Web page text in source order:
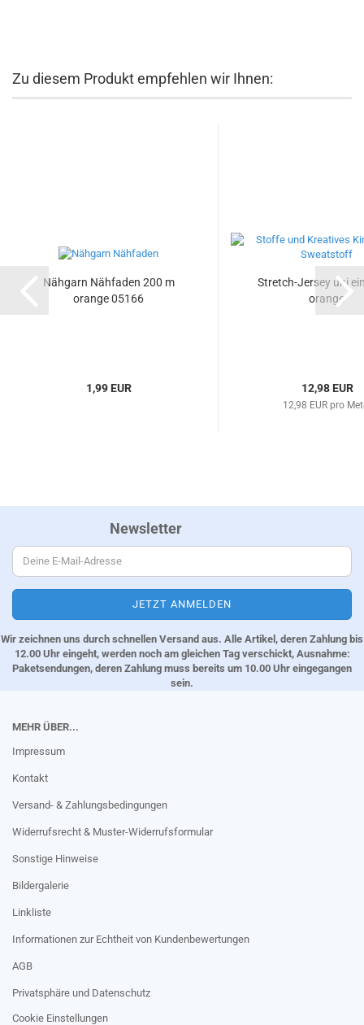
Zu diesem Produkt empfehlen wir Ihnen:
Nähgarn Nähfaden 200 m
orange 05166
1,99 EUR
Stretch-Jersey uni
orange
12,98 EUR
12,98 EUR pro
Newsletter
Wir zeichnen uns durch schnellen Versand aus. Alle Artikel, deren Zahlung bis
12.00 Uhr eingeht, werden noch am gleichen Tag verschickt, Ausnahme:
Paketsendungen, deren Zahlung muss bereits um 10.00 Uhr eingegangen
sein.
MEHR ÜBER...
Impressum
Kontakt
Versand- & Zahlungsbedingungen
Widerrufsrecht & Muster-Widerrufsformular
Sonstige Hinweise
Bildergalerie
Linkliste
Informationen zur Echtheit von Kundenbewertungen
AGB
Privatsphäre und Datenschutz
Cookie Einstellungen